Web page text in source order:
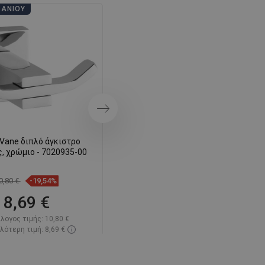
διπλό άγκιστρο
χρώμιο - 7020935-00
€ -19,54%
8,69 €
τιμής: 10,80 €
τιμή: 8,69 €
Επόμενο
CROATIAN